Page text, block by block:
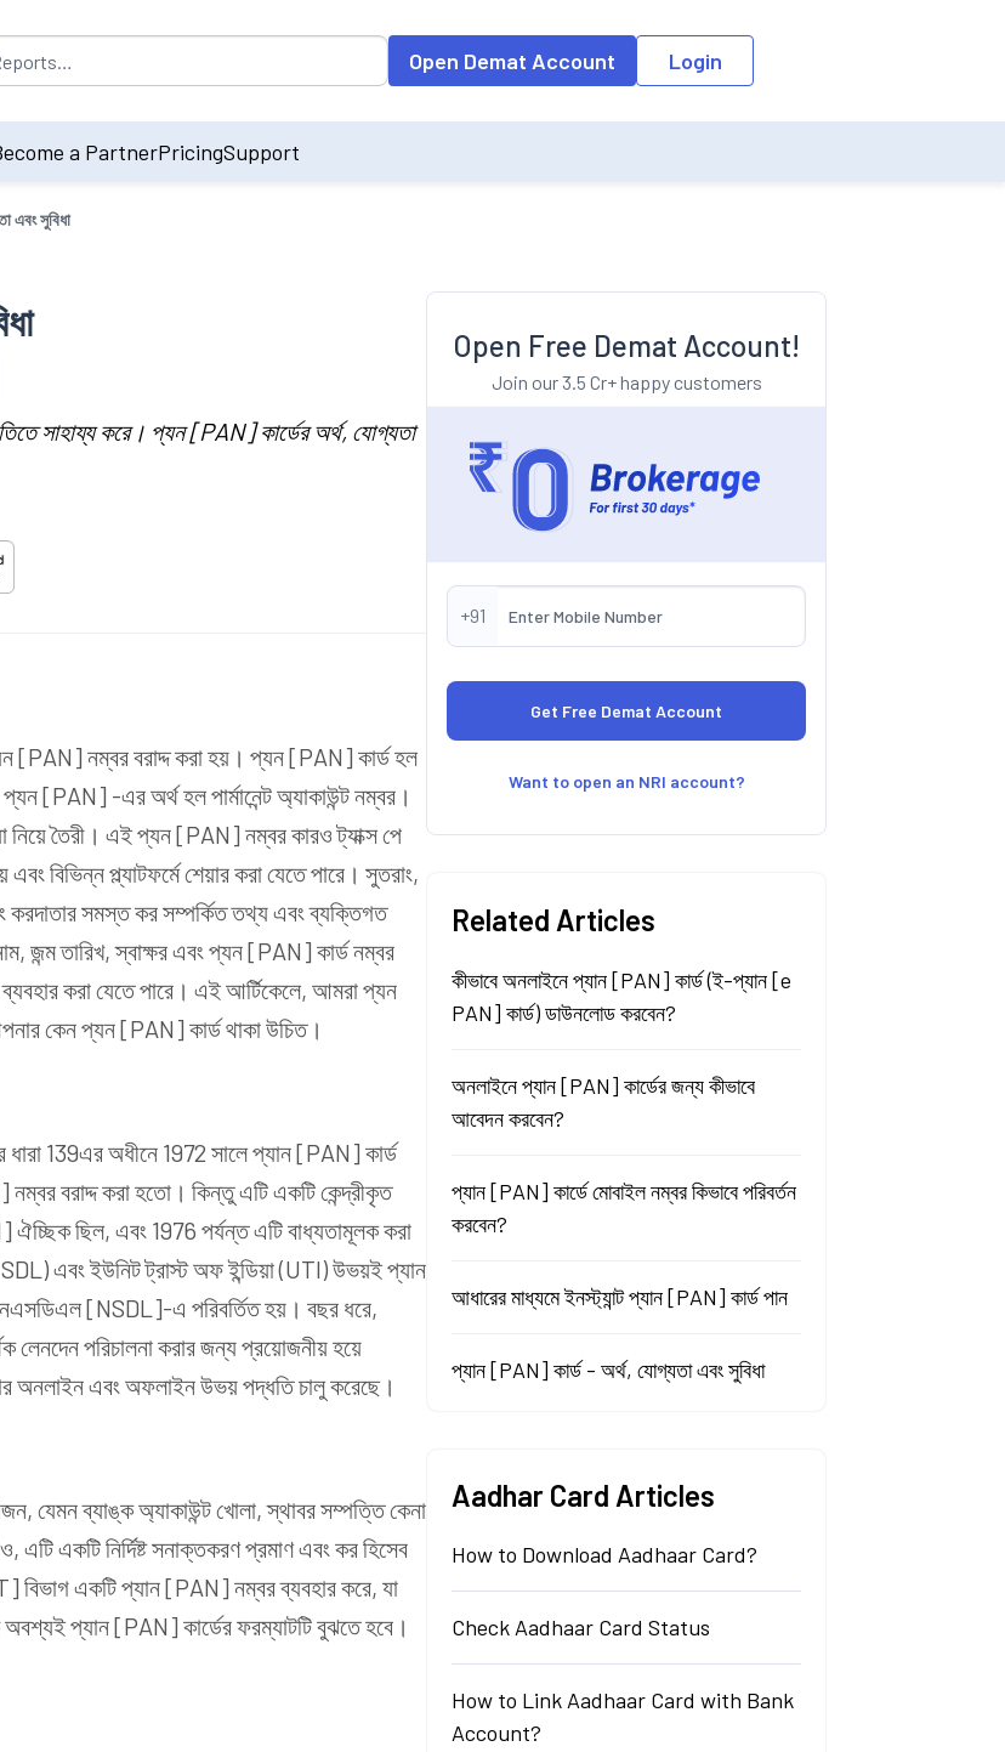
default on accessing the input field. On entering data into the input field, the suggestion list will be updated as per the
Open Demat Account Login
a PartnerPricingSupport
এবং সুবিধা
সাহায্য করে। প্যন [PAN] কার্ডের অর্থ, যোগ্যতা
[PAN] নম্বর বরাদ্দ করা হয়। প্যন [PAN] কার্ড হল
[PAN] -এর অর্থ হল পার্মানেন্ট অ্যাকাউন্ট নম্বর।
নিয়ে তৈরী। এই প্যন [PAN] নম্বর কারও ট্যাক্স পে
বিভিন্ন প্ল্যাটফর্মে শেয়ার করা যেতে পারে। সুতরাং,
করদাতার সমস্ত কর সম্পর্কিত তথ্য এবং ব্যক্তিগত
জন্ম তারিখ, স্বাক্ষর এবং প্যন [PAN] কার্ড নম্বর
করা যেতে পারে। এই আর্টিকেলে, আমরা প্যন
কেন প্যন [PAN] কার্ড থাকা উচিত।
139এর অধীনে 1972 সালে প্যান [PAN] কার্ড
বরাদ্দ করা হতো। কিন্তু এটি একটি কেন্দ্রীকৃত
ছিল, এবং 1976 পর্যন্ত এটি বাধ্যতামূলক করা
এবং ইউনিট ট্রাস্ট অফ ইন্ডিয়া (UTI) উভয়ই প্যান
[NSDL]-এ পরিবর্তিত হয়। বছর ধরে,
পরিচালনা করার জন্য প্রয়োজনীয় হয়ে
অনলাইন এবং অফলাইন উভয় পদ্ধতি চালু করেছে।
যেমন ব্যাঙ্ক অ্যাকাউন্ট খোলা, স্থাবর সম্পত্তি কেনা
একটি নির্দিষ্ট সনাক্তকরণ প্রমাণ এবং কর হিসেব
বিভাগ একটি প্যান [PAN] নম্বর ব্যবহার করে, যা
প্যান [PAN] কার্ডের ফরম্যাটটি বুঝতে হবে।
Open Free Demat Account!
Join our 3.5 Cr+ happy customers
+91
Want to open an NRI account?
Related Articles
কীভাবে অনলাইনে প্যান [PAN] কার্ড (ই-প্যান [e
PAN] কার্ড) ডাউনলোড করবেন?
অনলাইনে প্যান [PAN] কার্ডের জন্য কীভাবে
আবেদন করবেন?
প্যান [PAN] কার্ডে মোবাইল নম্বর কিভাবে পরিবর্তন
করবেন?
আধারের মাধ্যমে ইনস্ট্যান্ট প্যান [PAN] কার্ড পান
প্যান [PAN] কার্ড - অর্থ, যোগ্যতা এবং সুবিধা
Aadhar Card Articles
How to Download Aadhaar Card?
Check Aadhaar Card Status
How to Link Aadhaar Card with Bank
Account?